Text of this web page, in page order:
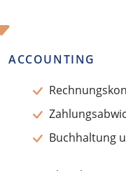
ACCOUNTING
Buchhaltung